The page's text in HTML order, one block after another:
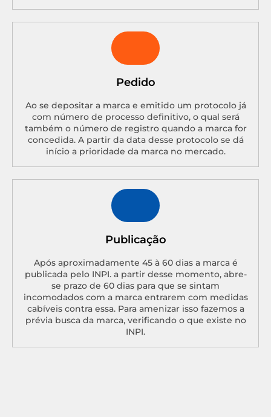
Pedido
Ao se depositar a marca e emitido um protocolo já
com número de processo definitivo, o qual será
também o número de registro quando a marca for
concedida. A partir da data desse protocolo se dá
início a prioridade da marca no mercado.
Publicação
Após aproximadamente 45 à 60 dias a marca é
publicada pelo INPI. a partir desse momento, abre-
se prazo de 60 dias para que se sintam
incomodados com a marca entrarem com medidas
cabíveis contra essa. Para amenizar isso fazemos a
prévia busca da marca, verificando o que existe no
INPI.